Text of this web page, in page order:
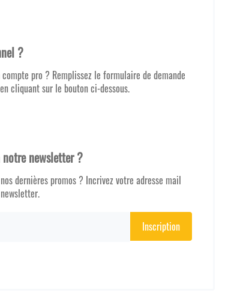
?
pro ? Remplissez le formulaire de demande
cliquant sur le bouton ci-dessous.
newsletter ?
dernières promos ? Incrivez votre adresse mail
Inscription